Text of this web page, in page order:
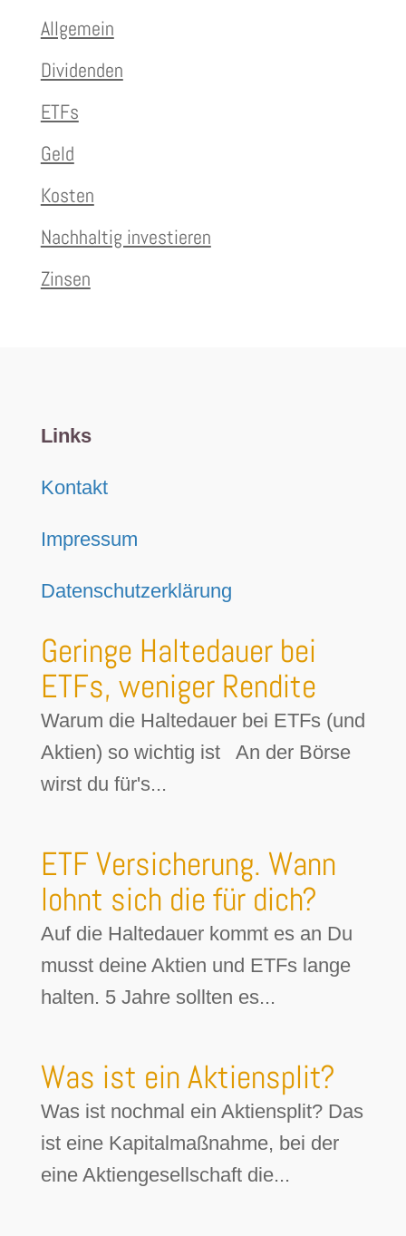
Allgemein
Dividenden
ETFs
Geld
Kosten
Nachhaltig investieren
Zinsen
Links
Kontakt
Impressum
Datenschutzerklärung
Geringe Haltedauer bei
ETFs, weniger Rendite
Warum die Haltedauer bei ETFs (und
Aktien) so wichtig ist An der Börse
wirst du für's...
ETF Versicherung. Wann
lohnt sich die für dich?
Auf die Haltedauer kommt es an Du
musst deine Aktien und ETFs lange
halten. 5 Jahre sollten es...
Was ist ein Aktiensplit?
Was ist nochmal ein Aktiensplit? Das
ist eine Kapitalmaßnahme, bei der
eine Aktiengesellschaft die...